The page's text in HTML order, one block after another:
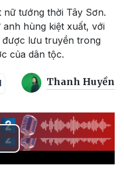
nữ tướng thời Tây Sơn.
hùng kiệt xuất, với
được lưu truyền trong
của dân tộc.
Thanh Huyền